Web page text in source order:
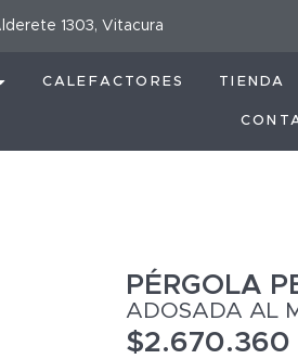
1303, Vitacura
CALEFACTORES TIENDA
PÉRGOLA
ADOSADA AL
$2.670.360